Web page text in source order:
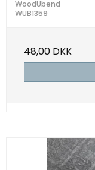
WoodUbend
WUB1359
48,00 DKK